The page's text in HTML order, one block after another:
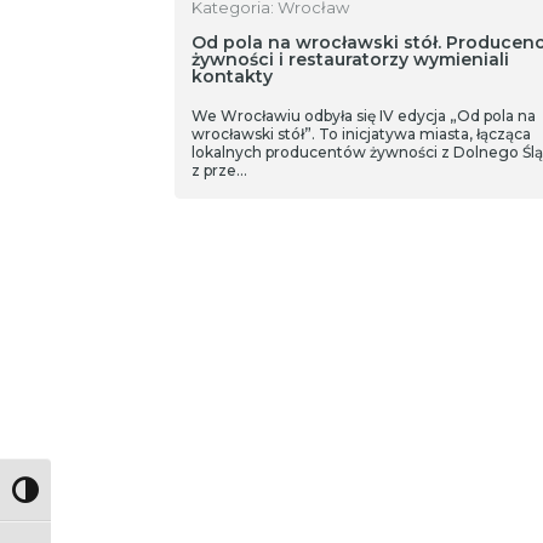
Toggle High Contrast
Kategoria: Wrocław
Od pola na wrocławski stół.
żywności i restauratorzy wymieniali
kontakty
We Wrocławiu odbyła się IV edycja „Od pola na
wrocławski stół”. To inicjatywa miasta, łącząca
lokalnych producentów żywności z Dolnego
z prze…